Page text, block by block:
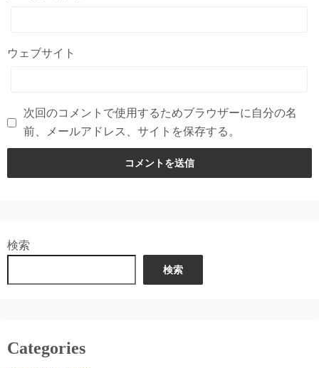
ウェブサイト
次回のコメントで使用するためブラウザーに自分の名
前、メールアドレス、サイトを保存する。
検索
検索
Categories